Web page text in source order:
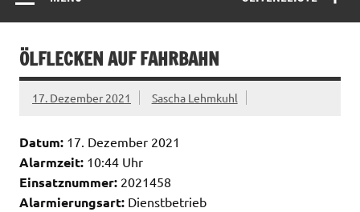
ÖLFLECKEN AUF FAHRBAHN
17. Dezember 2021 Sascha Lehmkuhl
Datum: 17. Dezember 2021
Alarmzeit: 10:44 Uhr
Einsatznummer: 2021458
Alarmierungsart: Dienstbetrieb